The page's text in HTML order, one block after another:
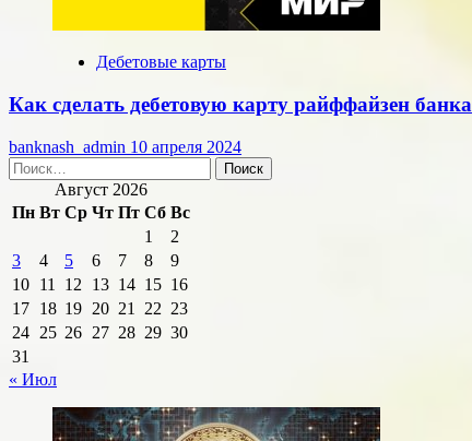
Дебетовые карты
Как сделать дебетовую карту райффайзен банка
banknash_admin 10 апреля 2024
Найти:
Август 2026
Пн Вт Ср Чт Пт Сб Вс
1
2
3
4 5 6 7 8
9
10 11 12 13 14 15 16
17 18 19 20 21 22 23
24 25 26 27 28 29 30
31
« Июл